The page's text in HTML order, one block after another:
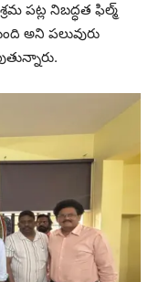
పట్ల నిబద్ధత ఫిల్మ్
అని పలువురు